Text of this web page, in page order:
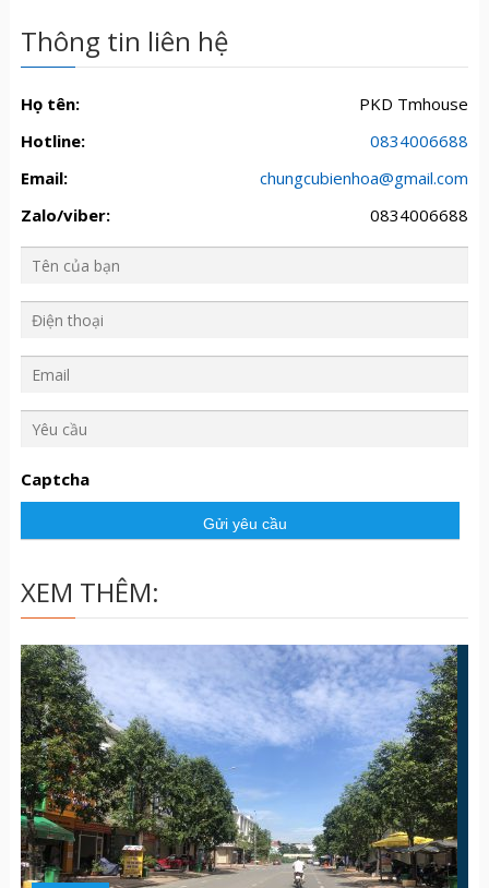
Thông tin liên hệ
Họ tên:
PKD Tmhouse
Hotline:
0834006688
Email:
chungcubienhoa@gmail.com
Zalo/viber:
0834006688
c
ầ
Captcha
XEM THÊM: